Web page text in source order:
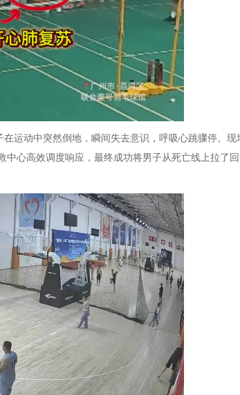
运动中突然倒地，瞬间失去意识，呼吸心跳骤停。现
中心高效调度响应，最终成功将男子从死亡线上拉了回